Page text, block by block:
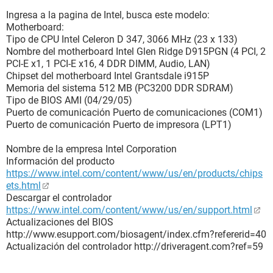
Placa de video CONNECT 3D RADEON X300 Secondary (256
MB)
Placa de video CONNECT 3D RADEON X300 (256 MB)
Aceleradora 3D ATI Radeon X300 (RV370)
Monitor AcerView 34e [14" CRT] (837494)
Multimedia:
Placa de sonido Realtek ALC880(D) @ Intel 82801FB ICH6 -
High Definition Audio Controller [B-1]
Controlador IDE Controladoras de almacenamiento Ultra ATA
Intel(R) 82801FB - 2651
Controlador IDE Controladoras de almacenamiento Ultra ATA
Intel(R) 82801FB/FBM - 266F
Disquetera Unidad de disquete
Disco rígido GENERIC USB DISK DEVICE USB Device (976
MB, USB)
Disco rígido QUANTUM FIREBALLlct15 30 (29 GB, 4500
RPM, Ultra-ATA/66)
Ingresa a la pagina de Intel, busca este modelo:
Motherboard:
Tipo de CPU Intel Celeron D 347, 3066 MHz (23 x 133)
Nombre del motherboard Intel Glen Ridge D915PGN (4 PCI, 2
PCI-E x1, 1 PCI-E x16, 4 DDR DIMM, Audio, LAN)
Chipset del motherboard Intel Grantsdale i915P
Memoria del sistema 512 MB (PC3200 DDR SDRAM)
Tipo de BIOS AMI (04/29/05)
Puerto de comunicación Puerto de comunicaciones (COM1)
Puerto de comunicación Puerto de impresora (LPT1)
Nombre de la empresa Intel Corporation
Información del producto
https://www.intel.com/content/www/us/en/products/chips
ets.html
Descargar el controlador
https://www.intel.com/content/www/us/en/support.html
Actualizaciones del BIOS
http://www.esupport.com/biosagent/index.cfm?refererid=40
Actualización del controlador http://driveragent.com?ref=59